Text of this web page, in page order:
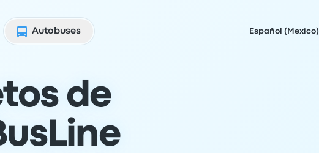
Autobuses
Español (Mexico)
de